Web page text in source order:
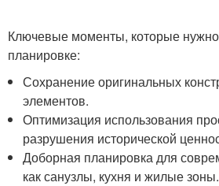
Ключевые моменты, которые
планировке:
Сохранение оригинальных
элементов.
Оптимизация использования
разрушения исторической
Доборная планировка для
как санузлы, кухня и жилые зоны.